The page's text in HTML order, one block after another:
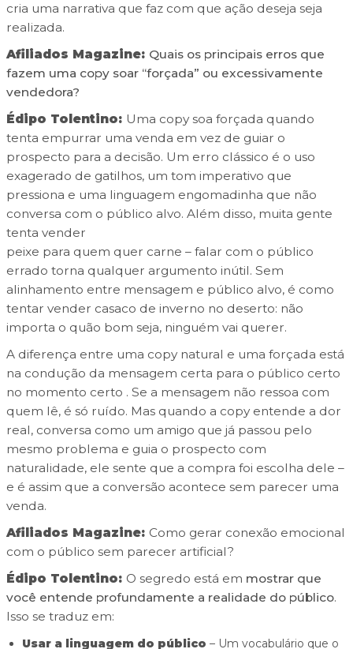
cria uma narrativa que faz com que ação deseja seja
realizada.
Afiliados Magazine: Quais os principais erros que
fazem uma copy soar “forçada” ou excessivamente
vendedora?
Édipo Tolentino: Uma copy soa forçada quando
tenta empurrar uma venda em vez de guiar o
prospecto para a decisão. Um erro clássico é o uso
exagerado de gatilhos, um tom imperativo que
pressiona e uma linguagem engomadinha que não
conversa com o público alvo. Além disso, muita gente
tenta vender
peixe para quem quer carne – falar com o público
errado torna qualquer argumento inútil. Sem
alinhamento entre mensagem e público alvo, é como
tentar vender casaco de inverno no deserto: não
importa o quão bom seja, ninguém vai querer.
A diferença entre uma copy natural e uma forçada está
na condução da mensagem certa para o público certo
no momento certo . Se a mensagem não ressoa com
quem lê, é só ruído. Mas quando a copy entende a dor
real, conversa como um amigo que já passou pelo
mesmo problema e guia o prospecto com
naturalidade, ele sente que a compra foi escolha dele –
e é assim que a conversão acontece sem parecer uma
venda.
Afiliados Magazine: Como gerar conexão emocional
com o público sem parecer artificial?
Édipo Tolentino: O segredo está em mostrar que
você entende profundamente a realidade do público.
Isso se traduz em:
Usar a linguagem do público – Um vocabulário que o